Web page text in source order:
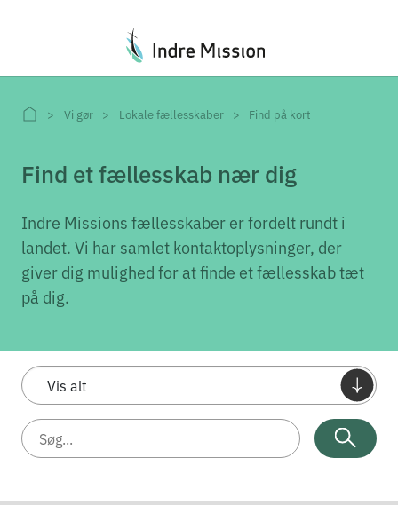
Vi gør Lokale fællesskaber Find på kort
Find et fællesskab nær dig
Indre Missions fællesskaber er fordelt rundt i
landet. Vi har samlet kontaktoplysninger, der
giver dig mulighed for at finde et fællesskab tæt
på dig.